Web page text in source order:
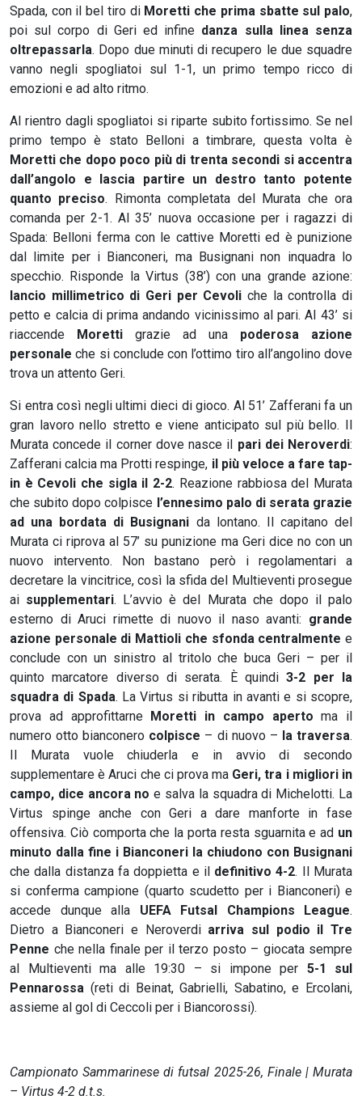
Spada, con il bel tiro di Moretti che prima sbatte sul palo,
poi sul corpo di Geri ed infine danza sulla linea senza
oltrepassarla. Dopo due minuti di recupero le due squadre
vanno negli spogliatoi sul 1-1, un primo tempo ricco di
emozioni e ad alto ritmo.
Al rientro dagli spogliatoi si riparte subito fortissimo. Se nel
primo tempo è stato Belloni a timbrare, questa volta è
Moretti che dopo poco più di trenta secondi si accentra
dall’angolo e lascia partire un destro tanto potente
quanto preciso. Rimonta completata del Murata che ora
comanda per 2-1. Al 35’ nuova occasione per i ragazzi di
Spada: Belloni ferma con le cattive Moretti ed è punizione
dal limite per i Bianconeri, ma Busignani non inquadra lo
specchio. Risponde la Virtus (38’) con una grande azione:
lancio millimetrico di Geri per Cevoli che la controlla di
petto e calcia di prima andando vicinissimo al pari. Al 43’ si
riaccende Moretti grazie ad una poderosa azione
personale che si conclude con l’ottimo tiro all’angolino dove
trova un attento Geri.
Si entra così negli ultimi dieci di gioco. Al 51’ Zafferani fa un
gran lavoro nello stretto e viene anticipato sul più bello. Il
Murata concede il corner dove nasce il pari dei Neroverdi:
Zafferani calcia ma Protti respinge, il più veloce a fare tap-
in è Cevoli che sigla il 2-2. Reazione rabbiosa del Murata
che subito dopo colpisce l’ennesimo palo di serata grazie
ad una bordata di Busignani da lontano. Il capitano del
Murata ci riprova al 57’ su punizione ma Geri dice no con un
nuovo intervento. Non bastano però i regolamentari a
decretare la vincitrice, così la sfida del Multieventi prosegue
ai supplementari. L’avvio è del Murata che dopo il palo
esterno di Aruci rimette di nuovo il naso avanti: grande
azione personale di Mattioli che sfonda centralmente e
conclude con un sinistro al tritolo che buca Geri – per il
quinto marcatore diverso di serata. È quindi3-2 per la
squadra di Spada. La Virtus si ributta in avanti e si scopre,
prova ad approfittarne Moretti in campo aperto ma il
numero otto bianconero colpisce – di nuovo – la traversa.
Il Murata vuole chiuderla e in avvio di secondo
supplementare è Aruci che ci prova ma Geri, tra i migliori in
campo, dice ancora no e salva la squadra di Michelotti. La
Virtus spinge anche con Geri a dare manforte in fase
offensiva. Ciò comporta che la porta resta sguarnita e ad un
minuto dalla fine i Bianconeri la chiudono con Busignani
che dalla distanza fa doppietta e il definitivo 4-2. Il Murata
si conferma campione (quarto scudetto per i Bianconeri) e
accede dunque alla UEFA Futsal Champions League.
Dietro a Bianconeri e Neroverdi arriva sul podio il Tre
Penne che nella finale per il terzo posto – giocata sempre
al Multieventi ma alle 19:30 – si impone per 5-1 sul
Pennarossa (reti di Beinat, Gabrielli, Sabatino, e Ercolani,
assieme al gol di Ceccoli per i Biancorossi).
Campionato Sammarinese di futsal 2025-26, Finale | Murata
– Virtus 4-2 d.t.s.